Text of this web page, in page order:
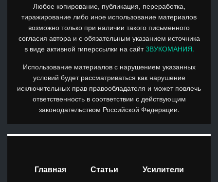
Любое копирование, публикация, переработка,
тиражирование либо иное использование материалов
возможно только при наличии такого письменного
согласия автора и с обязательным указанием источника
в виде активной гиперссылки на сайтЗВУКОМАНИЯ.
Использование материалов с нарушением указанных
условий будет рассматриваться как нарушение
исключительных прав правообладателя и может повлечь
ответственность в соответствии с действующим
законодательством Российской Федерации.
Главная Статьи
Усилители